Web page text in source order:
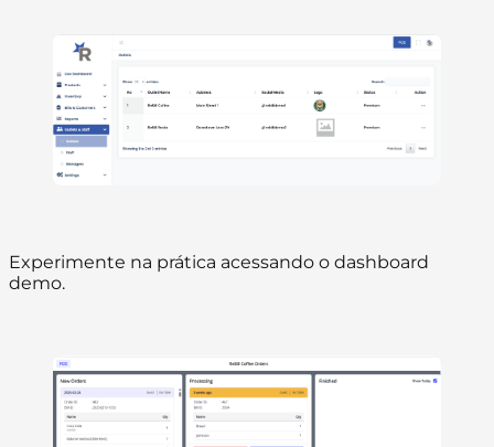
Experimente na prática acessando o dashboard
demo.